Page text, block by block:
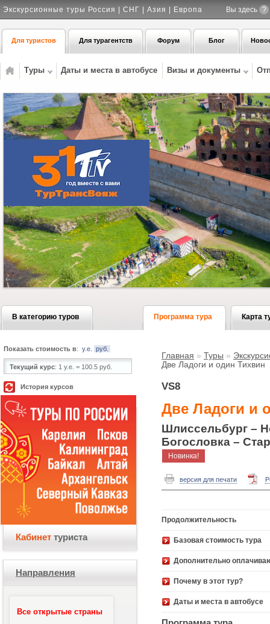
Экскурсионные туры Россия | СНГ | Азия | Европа Вы здесь ?
Для туристов Для турагентств Форум Блог
Туры Даты и места в автобусе Визы и документы
В категорию туров Программа тура Карта
Главная » Туры »
Две Ладоги и один Тихвин
VS8
Две Ладоги и
Шлиссельбург –
Богословка –
Новинка!
версия для печати
Продолжительность
Базовая стоимость
Дополнительно
Почему в этот тур?
Даты и места в автобусе
Показать стоимость в: у.е. руб.
Текущий курс: 1 у.е. = 100.5 руб.
История курсов
Кабинет туриста
Направления
Все открытые страны